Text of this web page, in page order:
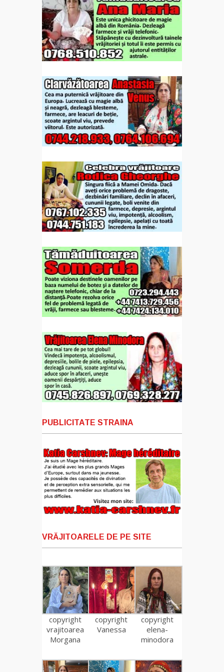
PUBLICITATE STRAINA
VRĂJITOARELE DE PE SITE
copyright
vrajitoarea
Morgana
copyright
Vanessa
copyright
elena-
minodora